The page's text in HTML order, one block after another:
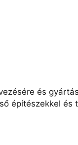
és
építészekkel és